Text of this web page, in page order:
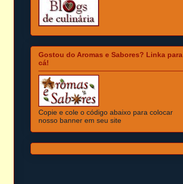
Gostou do Aromas e Sabores? Linka para
cá!
Copie e cole o código abaixo para colocar
nosso banner em seu site